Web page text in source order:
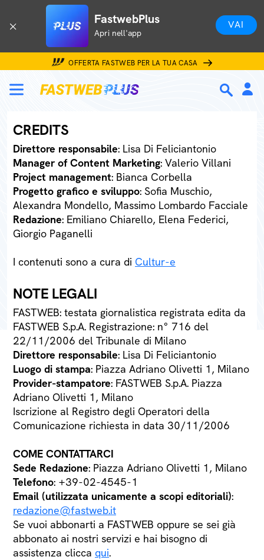
FastwebPlus
Apri nell'app
VAI
OFFERTA FASTWEB PER LA TUA CASA
CREDITS
Direttore responsabile: Lisa Di Feliciantonio
Manager of Content Marketing: Valerio Villani
Project management: Bianca Corbella
Progetto grafico e sviluppo: Sofia Muschio,
Alexandra Mondello, Massimo Lombardo Facciale
Redazione: Emiliano Chiarello, Elena Federici,
Giorgio Paganelli
I contenuti sono a cura di Cultur-e
NOTE LEGALI
FASTWEB: testata giornalistica registrata edita da
FASTWEB S.p.A. Registrazione: n° 716 del
22/11/2006 del Tribunale di Milano
Direttore responsabile: Lisa Di Feliciantonio
Luogo di stampa: Piazza Adriano Olivetti 1, Milano
Provider-stampatore: FASTWEB S.p.A. Piazza
Adriano Olivetti 1, Milano
Iscrizione al Registro degli Operatori della
Comunicazione richiesta in data 30/11/2006
COME CONTATTARCI
Sede Redazione: Piazza Adriano Olivetti 1, Milano
Telefono: +39-02-4545-1
Email (utilizzata unicamente a scopi editoriali):
redazione@fastweb.it
Se vuoi abbonarti a FASTWEB oppure se sei già
abbonato ai nostri servizi e hai bisogno di
assistenza clicca qui.